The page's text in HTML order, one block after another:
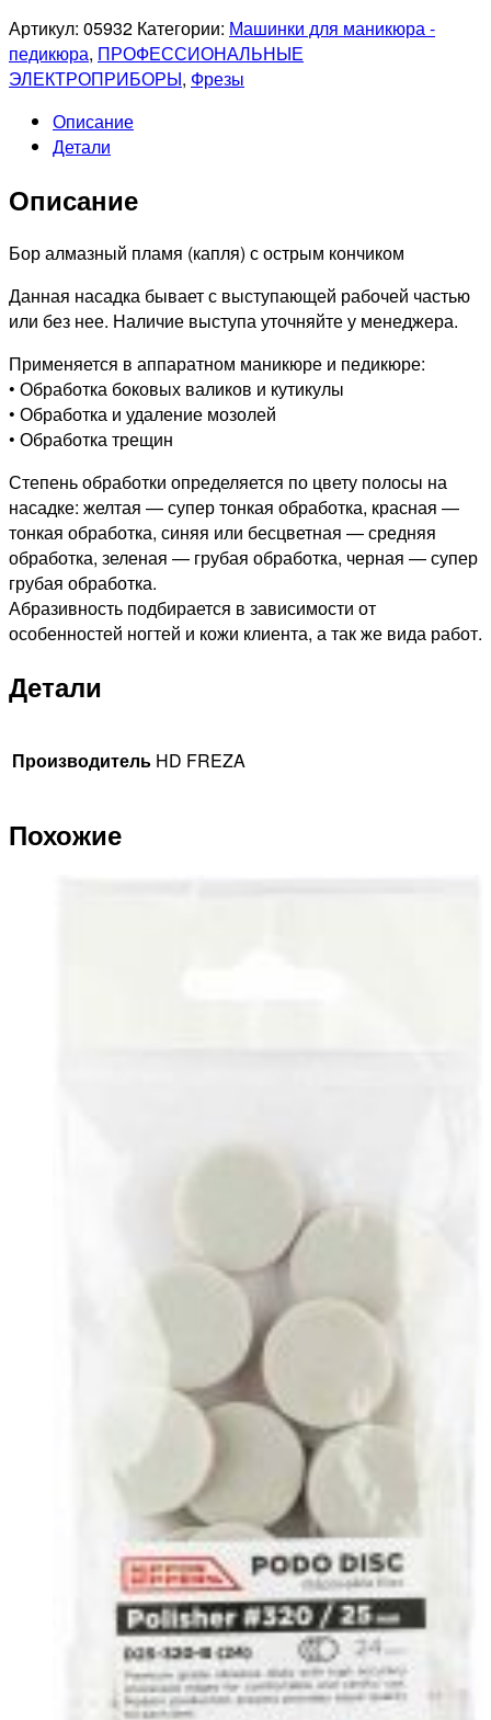
Артикул: 05932 Категории: Машинки для маникюра -
педикюра, ПРОФЕССИОНАЛЬНЫЕ
ЭЛЕКТРОПРИБОРЫ, Фрезы
Описание
Детали
Описание
Бор алмазный пламя (капля) с острым кончиком
Данная насадка бывает с выступающей рабочей частью
или без нее. Наличие выступа уточняйте у менеджера.
Применяется в аппаратном маникюре и педикюре:
• Обработка боковых валиков и кутикулы
• Обработка и удаление мозолей
• Обработка трещин
Степень обработки определяется по цвету полосы на
насадке: желтая — супер тонкая обработка, красная —
тонкая обработка, синяя или бесцветная — средняя
обработка, зеленая — грубая обработка, черная — супер
грубая обработка.
Абразивность подбирается в зависимости от
особенностей ногтей и кожи клиента, а так же вида работ.
Детали
Производитель HD FREZA
Похожие